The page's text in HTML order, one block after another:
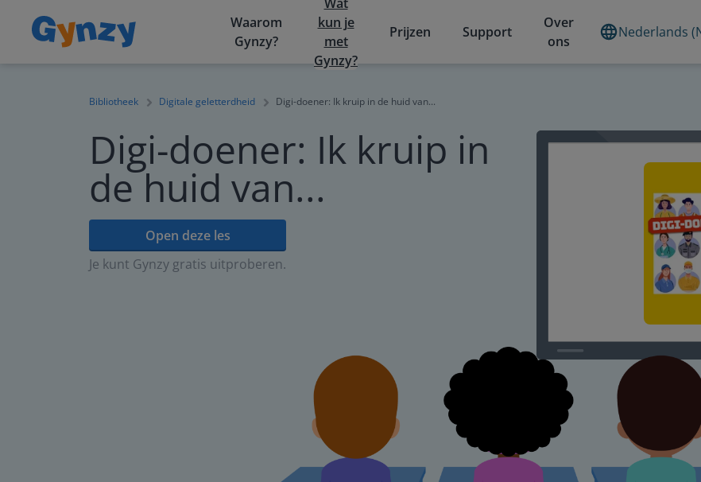
Waarom
Gynzy?
kun je
met
Gynzy?
Prijzen Support
Over
ons
Nederlands
Bibliotheek Digitale geletterdheid Digi-doener: Ik kruip in de huid van...
Digi-doener: Ik kruip in
de huid van...
Open deze les
Je kunt Gynzy gratis uitproberen.